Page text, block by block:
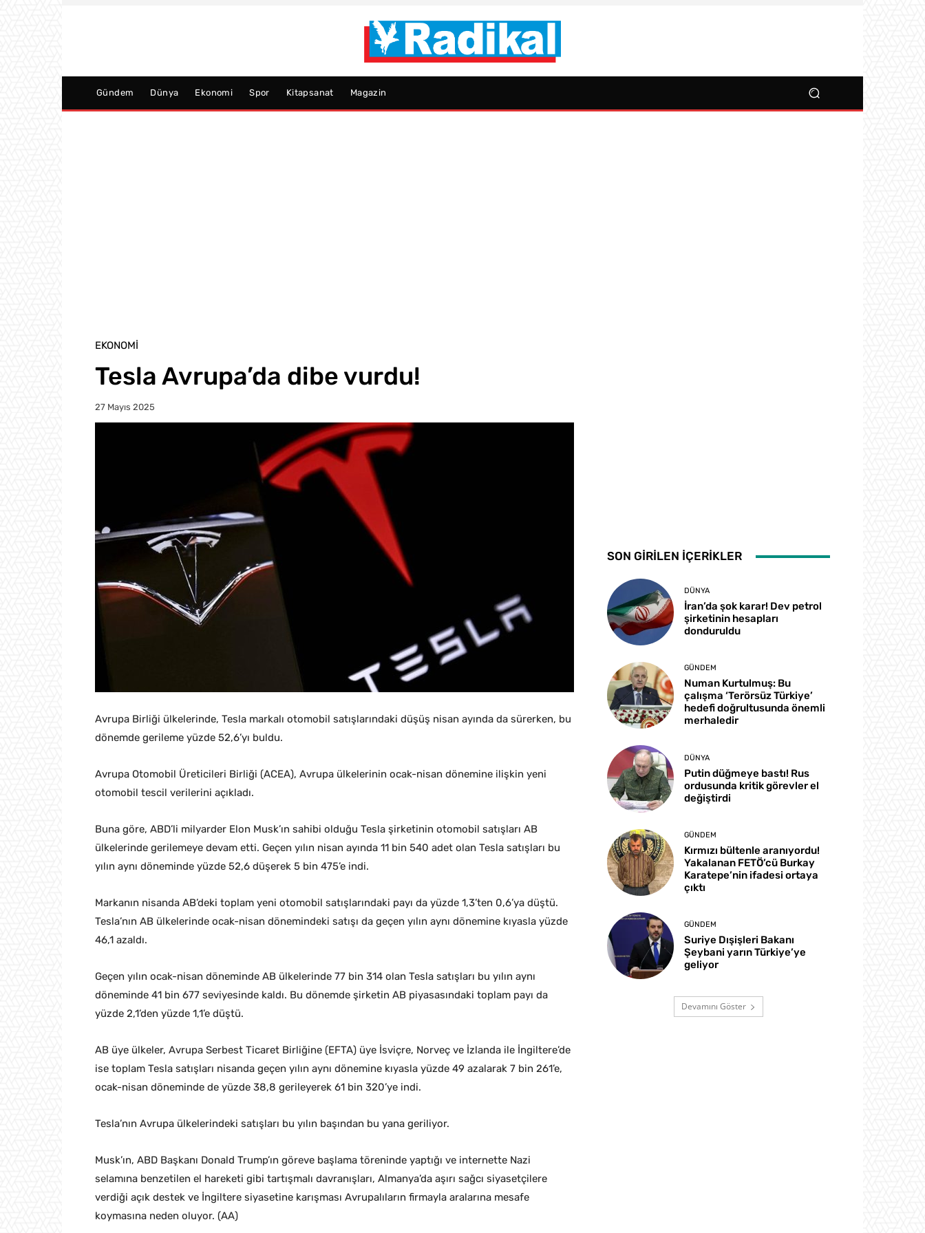
Gündem Dünya Ekonomi Spor Kitapsanat Magazin
EKONOMI
Tesla Avrupa’da dibe vurdu!
27 Mayıs 2025
Avrupa Birliği ülkelerinde, Tesla markalı otomobil satışlarındaki düşüş nisan ayında da sürerken, bu
dönemde gerileme yüzde 52,6’yı buldu.
Avrupa Otomobil Üreticileri Birliği (ACEA), Avrupa ülkelerinin ocak-nisan dönemine ilişkin yeni
otomobil tescil verilerini açıkladı.
Buna göre, ABD’li milyarder Elon Musk’ın sahibi olduğu Tesla şirketinin otomobil satışları AB
ülkelerinde gerilemeye devam etti. Geçen yılın nisan ayında 11 bin 540 adet olan Tesla satışları bu
yılın aynı döneminde yüzde 52,6 düşerek 5 bin 475’e indi.
Markanın nisanda AB’deki toplam yeni otomobil satışlarındaki payı da yüzde 1,3’ten 0,6’ya düştü.
Tesla’nın AB ülkelerinde ocak-nisan dönemindeki satışı da geçen yılın aynı dönemine kıyasla yüzde
46,1 azaldı.
Geçen yılın ocak-nisan döneminde AB ülkelerinde 77 bin 314 olan Tesla satışları bu yılın aynı
döneminde 41 bin 677 seviyesinde kaldı. Bu dönemde şirketin AB piyasasındaki toplam payı da
yüzde 2,1’den yüzde 1,1’e düştü.
AB üye ülkeler, Avrupa Serbest Ticaret Birliğine (EFTA) üye İsviçre, Norveç ve İzlanda ile İngiltere’de
ise toplam Tesla satışları nisanda geçen yılın aynı dönemine kıyasla yüzde 49 azalarak 7 bin 261’e,
ocak-nisan döneminde de yüzde 38,8 gerileyerek 61 bin 320’ye indi.
Tesla’nın Avrupa ülkelerindeki satışları bu yılın başından bu yana geriliyor.
Musk’ın, ABD Başkanı Donald Trump’ın göreve başlama töreninde yaptığı ve internette Nazi
selamına benzetilen el hareketi gibi tartışmalı davranışları, Almanya’da aşırı sağcı siyasetçilere
verdiği açık destek ve İngiltere siyasetine karışması Avrupalıların firmayla aralarına mesafe
koymasına neden oluyor. (AA)
SON GİRİLEN İÇERİKLER
DÜNYA
İran’da şok karar! Dev petrol
şirketinin hesapları
donduruldu
GÜNDEM
Numan Kurtulmuş: Bu
çalışma ‘Terörsüz Türkiye’
hedefi doğrultusunda önemli
merhaledir
DÜNYA
Putin düğmeye bastı! Rus
ordusunda kritik görevler el
değiştirdi
GÜNDEM
Kırmızı bültenle aranıyordu!
Yakalanan FETÖ’cü Burkay
Karatepe’nin ifadesi ortaya
çıktı
GÜNDEM
Suriye Dışişleri Bakanı
Şeybani yarın Türkiye’ye
geliyor
Devamını Göster